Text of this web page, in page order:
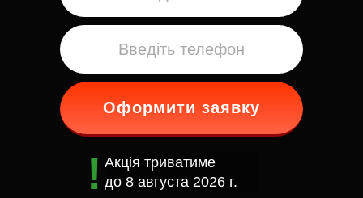
Оформити заявку
Акція триватиме
до 8 августа 2026 г.